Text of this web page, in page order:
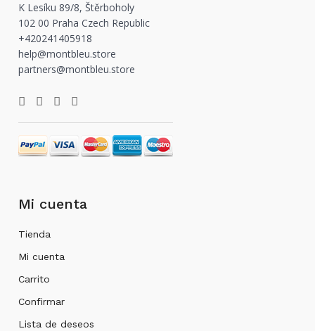
K Lesíku 89/8, Štěrboholy
102 00 Praha Czech Republic
+420241405918
help@montbleu.store
partners@montbleu.store
Mi cuenta
Tienda
Mi cuenta
Carrito
Confirmar
Lista de deseos